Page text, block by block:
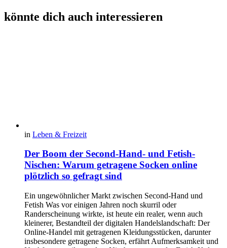
könnte dich auch interessieren
in Leben & Freizeit
Der Boom der Second-Hand- und Fetish-
Nischen: Warum getragene Socken online
plötzlich so gefragt sind
Ein ungewöhnlicher Markt zwischen Second-Hand und
Fetish Was vor einigen Jahren noch skurril oder
Randerscheinung wirkte, ist heute ein realer, wenn auch
kleinerer, Bestandteil der digitalen Handelslandschaft: Der
Online-Handel mit getragenen Kleidungsstücken, darunter
insbesondere getragene Socken, erfährt Aufmerksamkeit und